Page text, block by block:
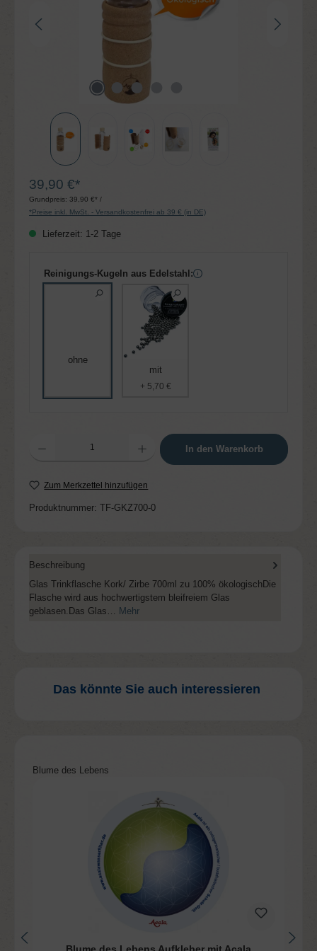
39,90 €*
Grundpreis: 39,90 €* /
*Preise inkl. MwSt. - Versandkostenfrei ab 39 € (in DE)
Lieferzeit: 1-2 Tage
Reinigungs-Kugeln aus Edelstahl:
ohne
mit
+ 5,70 €
Produkt Anzahl: Gib den gewünschten Wert ein oder benutze die Schaltflächen um
In den Warenkorb
Zum Merkzettel hinzufügen
Produktnummer: TF-GKZ700-0
Beschreibung
Glas Trinkflasche Kork/ Zirbe 700ml zu 100% ökologischDie
Flasche wird aus hochwertigstem bleifreiem Glas
geblasen.Das Glas… Mehr
Das könnte Sie auch interessieren
Produktgalerie überspringen
Blume des Lebens
Blume des Lebens Aufkleber mit Acala